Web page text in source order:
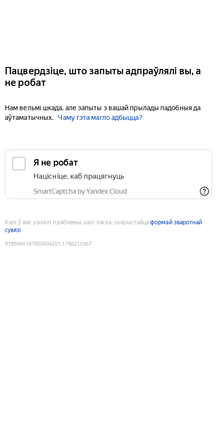
Пацвердзіце, што запыты адпраўлялі вы, а
не робат
Нам вельмі шкада, але запыты з вашай прылады падобныя да
аўтаматычных.
Чаму гэта магло адбыцца?
Я не робат
Націсніце, каб працягнуць
SmartCaptcha by Yandex Cloud
Калі ў вас узніклі праблемы, калі ласка, скарыстайцеформай зваротнай
сувязі
9190084187905604201 :1786210367